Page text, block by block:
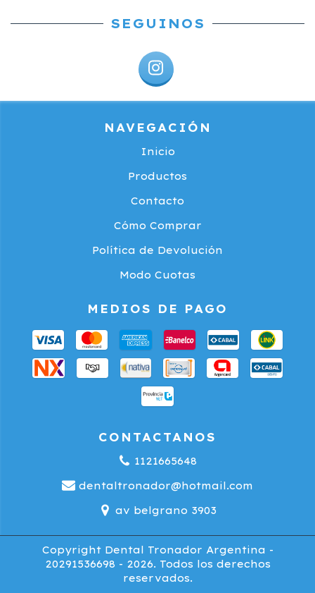
SEGUINOS
NAVEGACIÓN
Inicio
Productos
Contacto
Cómo Comprar
Política de Devolución
Modo Cuotas
MEDIOS DE PAGO
CONTACTANOS
1121665648
dentaltronador@hotmail.com
av belgrano 3903
Copyright Dental Tronador Argentina -
20291536698 - 2026. Todos los derechos
reservados.